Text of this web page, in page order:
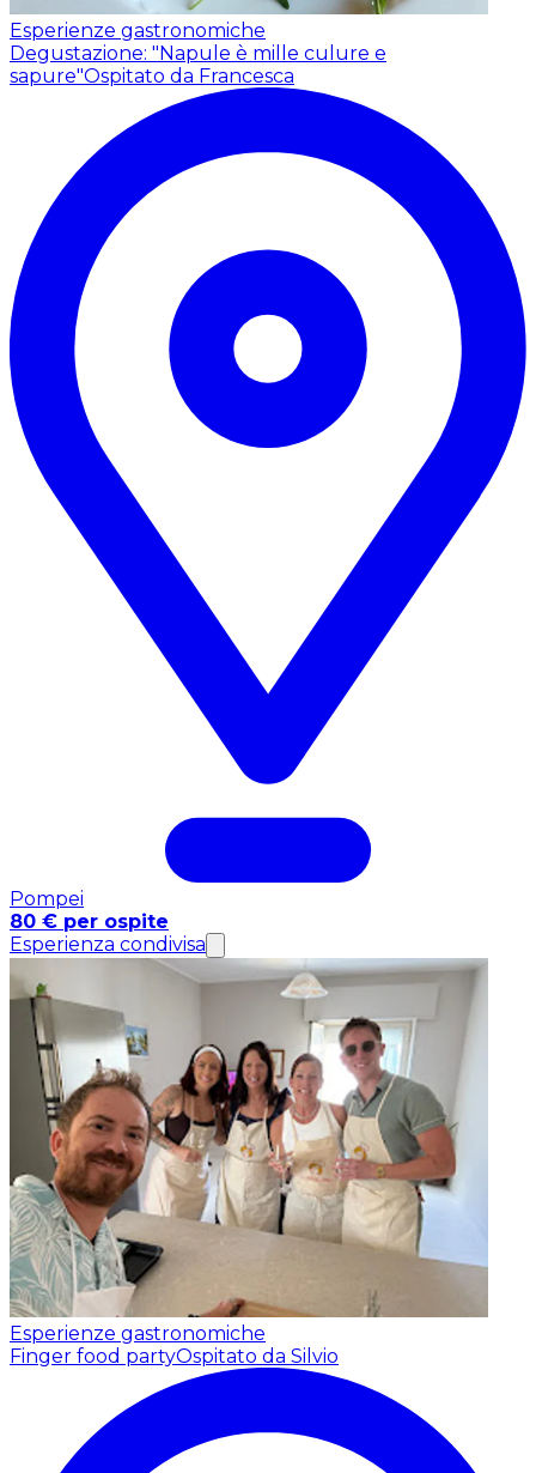
Esperienze gastronomiche
Degustazione: "Napule è mille culure e
sapure"Ospitato da Francesca
Pompei
80 € per ospite
Esperienza condivisa
Esperienze gastronomiche
Finger food partyOspitato da Silvio